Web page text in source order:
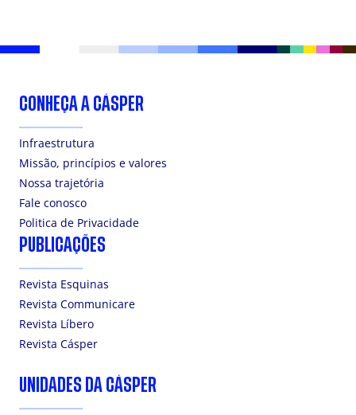
CONHEÇA A CÁSPER
Infraestrutura
Missão, princípios e valores
Nossa trajetória
Fale conosco
Politica de Privacidade
PUBLICAÇÕES
Revista Esquinas
Revista Communicare
Revista Líbero
Revista Cásper
UNIDADES DA CÁSPER